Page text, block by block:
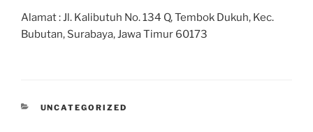
Alamat : Jl. Kalibutuh No. 134 Q, Tembok Dukuh, Kec.
Bubutan, Surabaya, Jawa Timur 60173
UNCATEGORIZED